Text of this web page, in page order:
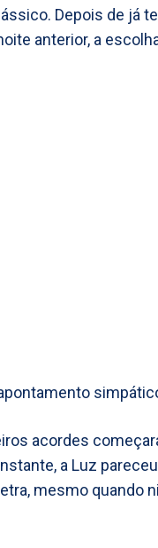
Depois de já
anterior, a
acordes
a Luz
mesmo quando